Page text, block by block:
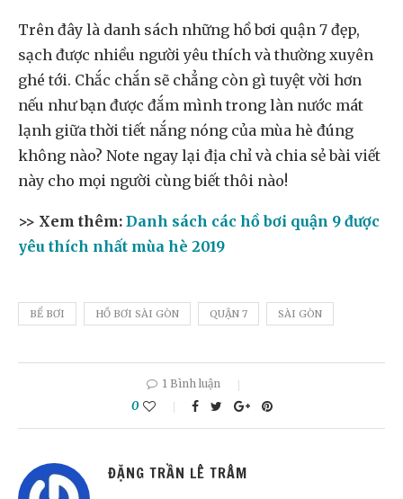
Trên đây là danh sách những hồ bơi quận 7 đẹp,
sạch được nhiều người yêu thích và thường xuyên
ghé tới. Chắc chắn sẽ chẳng còn gì tuyệt vời hơn
nếu như bạn được đắm mình trong làn nước mát
lạnh giữa thời tiết nắng nóng của mùa hè đúng
không nào? Note ngay lại địa chỉ và chia sẻ bài viết
này cho mọi người cùng biết thôi nào!
>> Xem thêm: Danh sách các hồ bơi quận 9 được
yêu thích nhất mùa hè 2019
BỂ BƠI HỒ BƠI SÀI GÒN QUẬN 7 SÀI GÒN
1 Bình luận
0
ĐẶNG TRẦN LÊ TRÂM